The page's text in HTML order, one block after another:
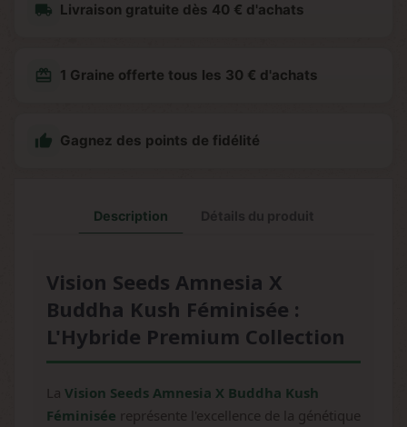
local_shipping Livraison gratuite dès 40 € d'achats
redeem 1 Graine offerte tous les 30 € d'achats
 Gagnez des points de fidélité
Description
Vision Seeds Amnesia X
Buddha Kush Féminisée :
L'Hybride Premium Collection
La Vision Seeds Amnesia X Buddha Kush
Féminisée représente l'excellence de la génétique